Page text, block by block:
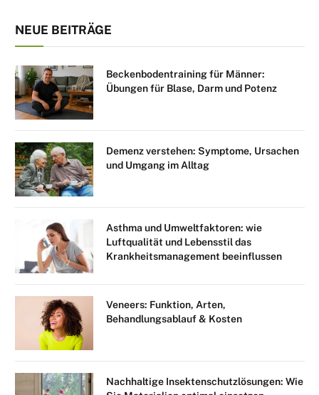
NEUE BEITRÄGE
Beckenbodentraining für Männer:
Übungen für Blase, Darm und Potenz
Demenz verstehen: Symptome, Ursachen
und Umgang im Alltag
Asthma und Umweltfaktoren: wie
Luftqualität und Lebensstil das
Krankheitsmanagement beeinflussen
Veneers: Funktion, Arten,
Behandlungsablauf & Kosten
Nachhaltige Insektenschutzlösungen: Wie